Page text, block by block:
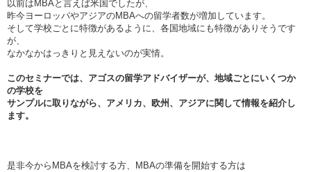
以前はMBAと言えば米国でしたが、
昨今ヨーロッパやアジアのMBAへの留学者数が増加しています。
そして学校ごとに特徴があるように、各国地域にも特徴がありそうです
が、
なかなかはっきりと見えないのが実情。
このセミナーでは、アゴスの留学アドバイザーが、地域ごとにいくつか
の学校を
サンプルに取りながら、アメリカ、欧州、アジアに関して情報を紹介し
ます。
是非今からMBAを検討する方、MBAの準備を開始する方は